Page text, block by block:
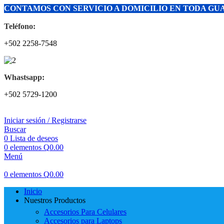
CONTAMOS CON SERVICIO A DOMICILIO EN TODA
Teléfono:
+502 2258-7548
Whastsapp:
+502 5729-1200
Iniciar sesión / Registrarse
Buscar
0 Lista de deseos
0 elementos Q0.00
Menú
0 elementos Q0.00
Inicio
Nuestros Productos
Accesorios Para Celulares
Accesorios para Laptops